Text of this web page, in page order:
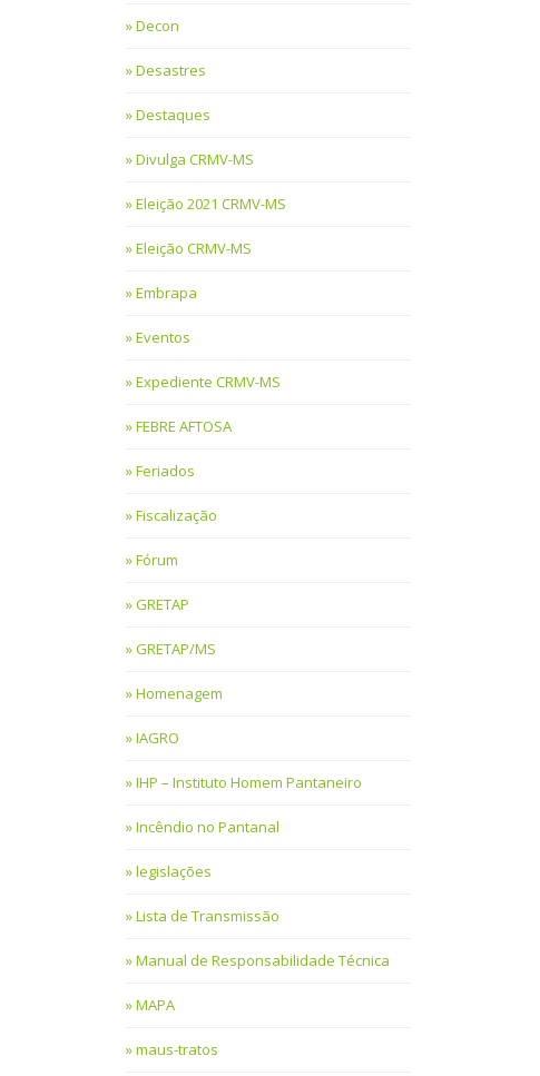
Decon
Desastres
Destaques
Divulga CRMV-MS
Eleição 2021 CRMV-MS
Eleição CRMV-MS
Embrapa
Eventos
Expediente CRMV-MS
FEBRE AFTOSA
Feriados
Fiscalização
Fórum
GRETAP
GRETAP/MS
Homenagem
IAGRO
IHP – Instituto Homem Pantaneiro
Incêndio no Pantanal
legislações
Lista de Transmissão
Manual de Responsabilidade Técnica
MAPA
maus-tratos